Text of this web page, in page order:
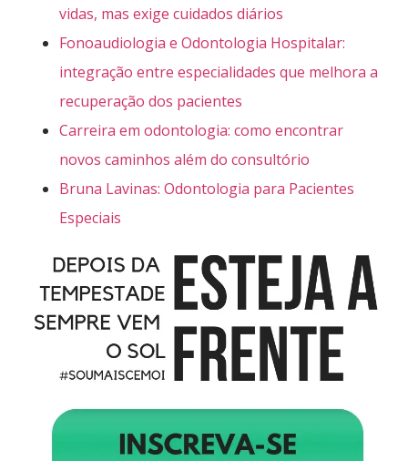
vidas, mas exige cuidados diários
Fonoaudiologia e Odontologia Hospitalar:
integração entre especialidades que melhora a
recuperação dos pacientes
Carreira em odontologia: como encontrar
novos caminhos além do consultório
Bruna Lavinas: Odontologia para Pacientes
Especiais